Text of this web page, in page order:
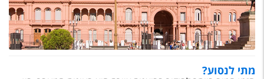
מתי לנסוע?